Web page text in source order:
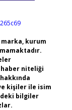
kurum
niteliği
kişiler ile isim
bilgiler